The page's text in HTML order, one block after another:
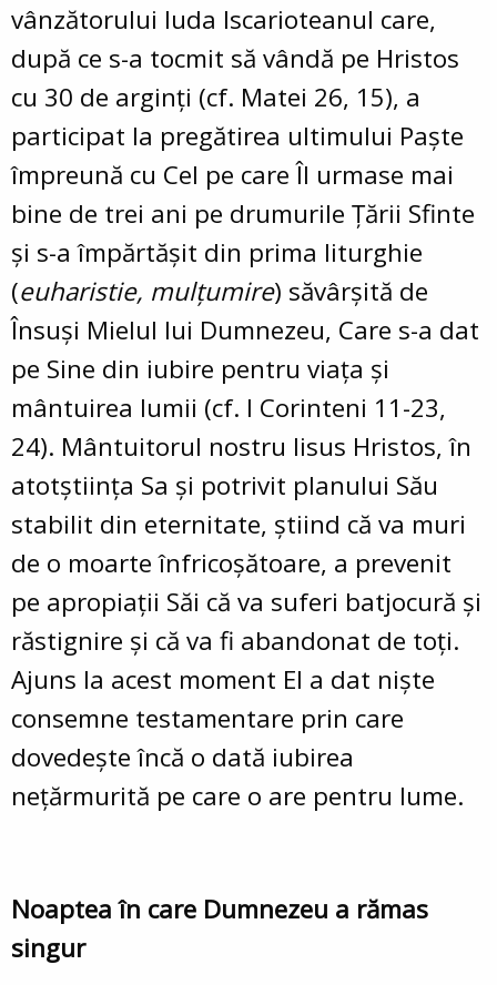
vânzătorului Iuda Iscarioteanul care,
după ce s-a tocmit să vândă pe Hristos
cu 30 de arginţi (cf. Matei 26, 15), a
participat la pregătirea ultimului Paşte
împreună cu Cel pe care Îl urmase mai
bine de trei ani pe drumurile Ţării Sfinte
şi s-a împărtăşit din prima liturghie
(euharistie, mulţumire) săvârşită de
Însuşi Mielul lui Dumnezeu, Care s-a dat
pe Sine din iubire pentru viaţa şi
mântuirea lumii (cf. I Corinteni 11-23,
24). Mântuitorul nostru Iisus Hristos, în
atotştiinţa Sa şi potrivit planului Său
stabilit din eternitate, ştiind că va muri
de o moarte înfricoşătoare, a prevenit
pe apropiaţii Săi că va suferi batjocură şi
răstignire şi că va fi abandonat de toţi.
Ajuns la acest moment El a dat nişte
consemne testamentare prin care
dovedeşte încă o dată iubirea
neţărmurită pe care o are pentru lume.
Noaptea în care Dumnezeu a rămas
singur